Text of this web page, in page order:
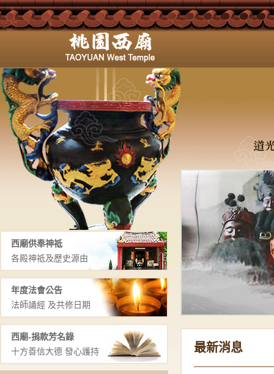
西廟供奉神祗
各殿神祗及歷史源由
年度法會公告
法師誦經 及共修日期
西廟-捐款芳名錄
十方善信大德 發心護持
最新消息